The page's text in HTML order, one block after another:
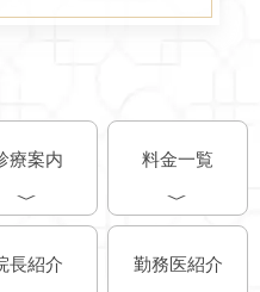
療案内 料金一覧
長紹介 勤務医紹介